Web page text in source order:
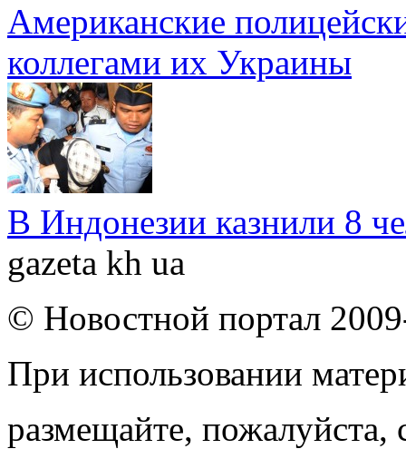
Американские
коллегами их Украины
В Индонезии казнили 8
gazeta kh ua
© Новостной портал
При использовании
размещайте, пожалуйста,